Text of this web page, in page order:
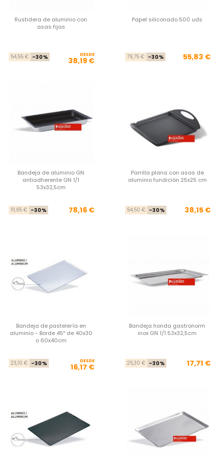
Rustidera de aluminio con
asas fijas
Precio base
54,55 € -30% Precio
DESDE
38,19 €
Papel siliconado 500 uds
79,75 € -30% 55,83 €
Bandeja de aluminio GN
antiadherente GN 1/1
53x32,5cm
Precio base
111,65 € -30% Precio
78,16 €
Parrilla plana con asas de
aluminio fundición 25x25 cm
54,50 € -30% 38,15 €
Bandeja de pastelería en
aluminio - Borde 45º de 40x30
o 60x40cm
Precio base
23,10 € -30% Precio
DESDE
16,17 €
Bandeja honda gastronorm
inox GN 1/1 53x32,5cm
25,30 € -30% 17,71 €